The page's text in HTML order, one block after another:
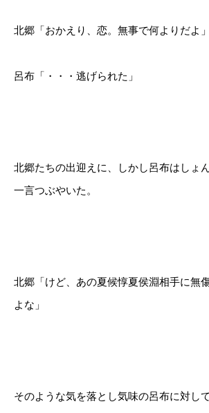
北郷「おかえり、恋。無事で何よりだよ」
呂布「・・・逃げられた」
北郷たちの出迎えに、しかし呂布はしょ
一言つぶやいた。
北郷「けど、あの夏候惇夏侯淵相手に無
よな」
そのような気を落とし気味の呂布に対し